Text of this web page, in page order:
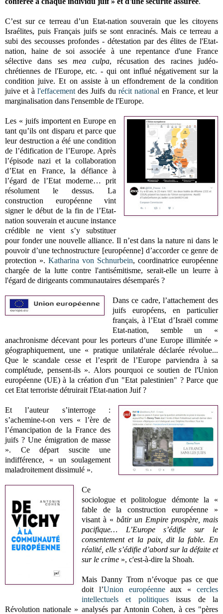
C’est sur ce terreau d’un Etat-nation souverain que les citoyens
Israélites, puis Français juifs se sont enracinés. Mais ce terreau a
subi des secousses profondes - détestation par des élites de l'Etat-
nation, haine de soi associée à une repentance d'une France
sélective dans sesmea culpa, récusation des racines judéo-
chrétiennes de l'Europe, etc. - qui ont influé négativement sur la
condition juive. Et on assiste à un effondrement de la condition
juive et à l'effacementdes Juifs du récit national en France, et leur
marginalisation dans l'ensemble de l'Europe.
Les « juifs importent en Europe en
tant qu’ils ont disparu et parce que
leur destruction a été une condition
de l’édification de l’Europe. Après
l’épisode nazi et la collaboration
d’Etat en France, la défiance à
l’égard de l’Etat moderne… prit
résolument le dessus. La
construction européenne vint
signer le début de la fin de l’Etat-
nation souverain et aucune instance
crédible ne vient s’y substituer
pour fonder une nouvelle alliance. Il n’est dans la nature ni dans le
pouvoir d’une technostructure [européenne] d’accorder ce genre de
protection ». Katharina von Schnurbein, coordinatrice européenne
chargée de la lutte contre l'antisémitisme, serait-elle un leurre à
l'égard de dirigeants communautaires désemparés ?
Dans ce cadre, l’attachement des
juifs européens, en particulier
français, à l’Etat d’Israël comme
Etat-nation, semble un «
anachronisme décevant pour les porteurs d’une Europe illimitée »
géographiquement, une « pratique unilatérale déclarée révolue...
Que le scandale cesse et l’esprit de l’Europe parviendra à sa
complétude, pensent-ils ». Alors pourquoi ce soutien de l'Union
européenne (UE) à la création d'un "Etat palestinien" ? Parce que
cet Etat terroriste détruirait l'Etat-nation Juif ?
Et l’auteur s’interroge :
s’achemine-t-on vers « l’ère de
l’émancipation de la France des
juifs ? Une émigration de masse
». Ce départ suscite une
indifférence, « un soulagement
maladroitement dissimulé ».
Ce
sociologue et politologue démonte la «
fable de la construction européenne »
visant à « bâtir un Empire prospère, mais
pacifique… L’Europe s’édifie sur le
consentement et la paix, dit la fable. En
réalité, elle s’édifie d’abord sur la défaite et
sur le crime», c'est-à-dire la Shoah.
Mais Danny Trom n’évoque pas ce que
doit l’Union européenneaux «cercles
intellectuels et politiquesissus de la
Révolution nationale » analysés par Antonin Cohen, à ces "pères